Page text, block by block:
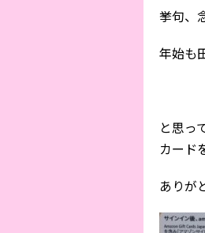
挙句、
年始も
と思っ
カード
ありが